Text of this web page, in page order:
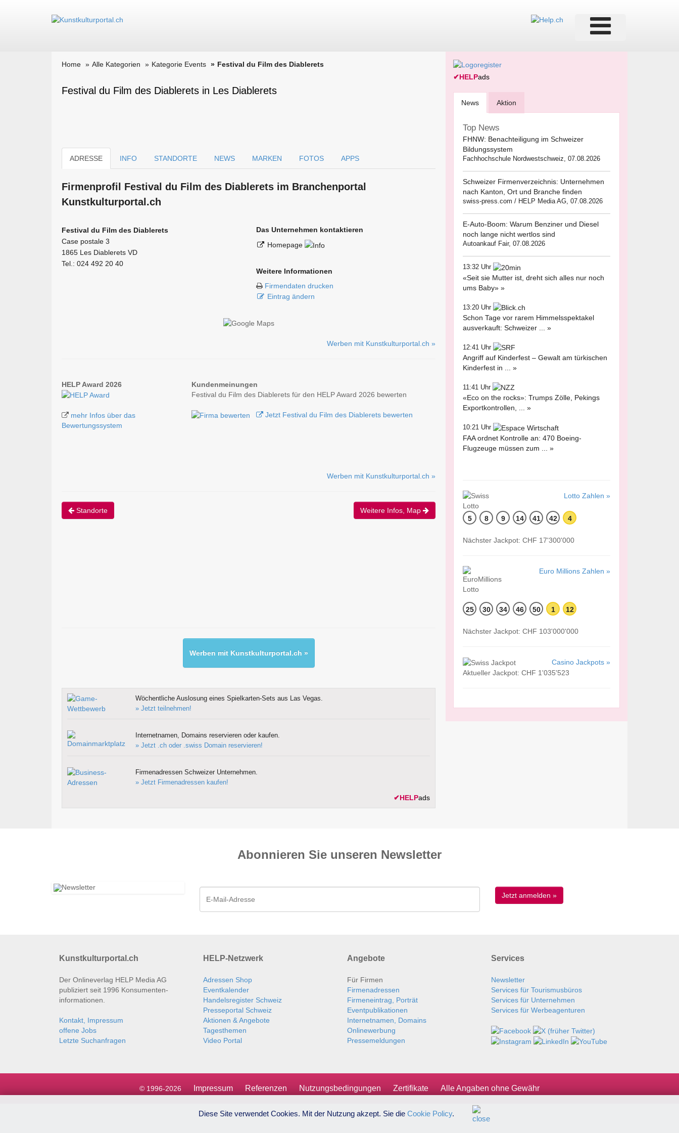
Home Alle Kategorien Kategorie Events Festival du Film des Diablerets
Festival du Film des Diablerets in Les Diablerets
ADRESSE INFO STANDORTE NEWS MARKEN FOTOS APPS
Firmen­profil Festival du Film des Diablerets im Branchen­portal
Kunstkulturportal.ch
Festival du Film des Diablerets
Case postale 3
1865 Les Diablerets VD
Tel.: 024 492 20 40
Das Unternehmen kontaktieren
Homepage
Weitere Informationen
Firmendaten drucken
Eintrag ändern
Werben mit Kunstkulturportal.ch »
HELP Award 2026
mehr Infos über das
Bewertungssystem
Kundenmeinungen
Festival du Film des Diablerets für den HELP Award 2026 bewerten
Jetzt Festival du Film des Diablerets bewerten
Werben mit Kunstkulturportal.ch »
Standorte Weitere Infos, Map
Werben mit Kunstkulturportal.ch »
Wöchentliche Auslosung eines Spielkarten-Sets aus Las Vegas.
» Jetzt teilnehmen!
Internetnamen, Domains reservieren oder kaufen.
» Jetzt .ch oder .swiss Domain reservieren!
Firmenadressen Schweizer Unternehmen.
» Jetzt Firmenadressen kaufen!
✔HELPads
✔HELPads
News Aktion
Top News
FHNW: Benachteiligung im Schweizer
Bildungssystem
Fachhochschule Nordwestschweiz, 07.08.2026
Schweizer Firmenverzeichnis: Unternehmen
nach Kanton, Ort und Branche finden
swiss-press.com / HELP Media AG, 07.08.2026
E-Auto-Boom: Warum Benziner und Diesel
noch lange nicht wertlos sind
Autoankauf Fair, 07.08.2026
13:32 Uhr
«Seit sie Mutter ist, dreht sich alles nur noch
ums Baby» »
13:20 Uhr
Schon Tage vor rarem Himmelsspektakel
ausverkauft: Schweizer ... »
12:41 Uhr
Angriff auf Kinderfest – Gewalt am türkischen
Kinderfest in ... »
11:41 Uhr
«Eco on the rocks»: Trumps Zölle, Pekings
Exportkontrollen, ... »
10:21 Uhr
FAA ordnet Kontrolle an: 470 Boeing-
Flugzeuge müssen zum ... »
Lotto Zahlen »
5 8 9 14 41 42 4
Nächster Jackpot: CHF 17'300'000
Euro Millions Zahlen »
25 30 34 46 50 1 12
Nächster Jackpot: CHF 103'000'000
Casino Jackpots »
Aktueller Jackpot: CHF 1'035'523
Abonnieren Sie unseren News­letter
Kunstkulturportal.ch
Der Onlineverlag HELP Media AG
publiziert seit 1996 Konsumenten­
informationen.
Kontakt, Impressum
offene Jobs
Letzte Suchanfragen
HELP-Netzwerk
Adressen Shop
Eventkalender
Handelsregister Schweiz
Presseportal Schweiz
Aktionen & Angebote
Tagesthemen
Video Portal
Angebote
Für Firmen
Firmenadressen
Firmeneintrag, Porträt
Eventpublikationen
Internetnamen, Domains
Onlinewerbung
Pressemeldungen
Services
Newsletter
Services für Tourismusbüros
Services für Unternehmen
Services für Werbeagenturen
© 1996-2026 Impressum Referenzen Nutzungsbedingungen Zertifikate Alle Angaben ohne Gewähr
Diese Site verwendet Cookies. Mit der Nutzung akzept. Sie die Cookie Policy.